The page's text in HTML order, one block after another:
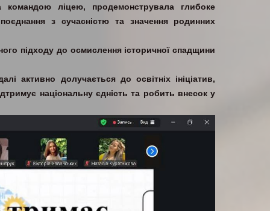
ліцею, продемонструвала глибоке
з сучасністю та значення родинних
підходу до осмислення історичної спадщини
активно долучається до освітніх ініціатив,
національну єдність та робить внесок у